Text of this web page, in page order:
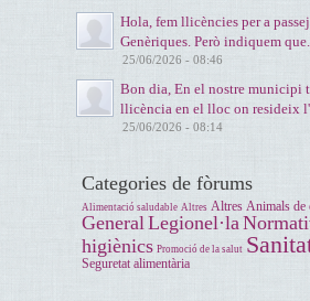
Hola, fem llicències per a
Genèriques. Però indiquem
25/06/2026 - 08:46
Bon dia, En el nostre municipi
llicència en el lloc on resideix
25/06/2026 - 08:14
Categories de fòrums
Alimentació saludable Altres Altres Animals de
GeneralLegionel·la
higiènics Promoció de la salut
Seguretat alimentària